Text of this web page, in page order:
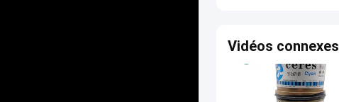
Vidéos connexes